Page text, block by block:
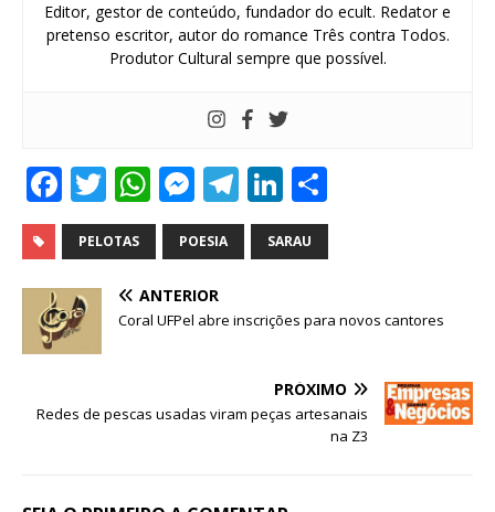
Editor, gestor de conteúdo, fundador do ecult. Redator e
pretenso escritor, autor do romance Três contra Todos.
Produtor Cultural sempre que possível.
F
a
c
e
b
o
k
T
w
it
te
r
W
h
at
s
A
M
e
ss
e
n
r
T
el
e
ra
Li
n
k
dI
h
ar
PELOTAS POESIA SARAU
ANTERIOR
Coral UFPel abre inscrições para novos cantores
PRÓXIMO
Redes de pescas usadas viram peças artesanais
na Z3